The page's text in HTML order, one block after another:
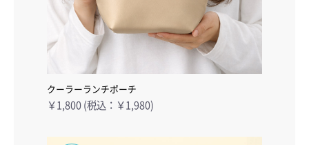
クーラーランチポーチ
￥1,800 (税込：￥1,980)